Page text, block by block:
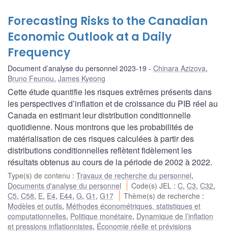
Forecasting Risks to the Canadian
Economic Outlook at a Daily
Frequency
Document d’analyse du personnel 2023-19 Chinara Azizova,
Bruno Feunou, James Kyeong
Cette étude quantifie les risques extrêmes présents dans
les perspectives d’inflation et de croissance du PIB réel au
Canada en estimant leur distribution conditionnelle
quotidienne. Nous montrons que les probabilités de
matérialisation de ces risques calculées à partir des
distributions conditionnelles reflètent fidèlement les
résultats obtenus au cours de la période de 2002 à 2022.
Type(s) de contenu : Travaux de recherche du personnel,
Documents d'analyse du personnel
Code(s) JEL :C,C3,C32,
C5, C58, E, E4, E44, G, G1 , G17 Thème(s) de recherche :
Modèles et outils, Méthodes économétriques, statistiques et
computationnelles, Politique monétaire, Dynamique de l’inflation
et pressions inflationnistes, Économie réelle et prévisions